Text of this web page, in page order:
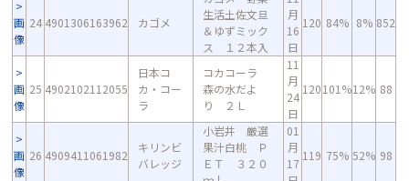
画
像
24 4901306163962 カゴメ
生活土佐文旦
＆ゆずミック
ス １２本入
月
16
日
120 84% 8% 852
画
像
25 4902102112055
日本コ
カ・コー
ラ
コカコーラ
森の水だよ
り ２Ｌ
11
月
24
日
120101%12% 88
画
像
26 4909411061982
キリンビ
バレッジ
小岩井 厳選
果汁白桃 Ｐ
ＥＴ ３２０
01
月
17
119 75% 52% 98